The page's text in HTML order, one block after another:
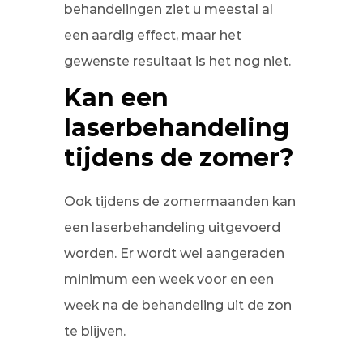
behandelingen ziet u meestal al
een aardig effect, maar het
gewenste resultaat is het nog niet.
Kan een
laserbehandeling
tijdens de zomer?
Ook tijdens de zomermaanden kan
een laserbehandeling uitgevoerd
worden. Er wordt wel aangeraden
minimum een week voor en een
week na de behandeling uit de zon
te blijven.